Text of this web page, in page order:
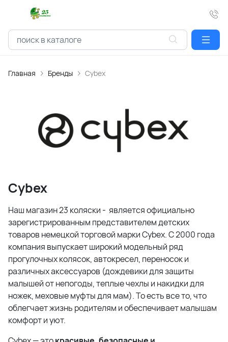
Главная Бренды Cybex
Cybex
Наш магазин 23 коляски - является официально
зарегистрированным представителем детских
товаров немецкой торговой марки Cybex. С 2000 года
компания выпускает широкий модельный ряд
прогулочных колясок, автокресел, переносок и
различных аксессуаров (дождевики для защиты
малышей от непогоды, теплые чехлы и накидки для
ножек, меховые муфты для мам). То есть все то, что
облегчает жизнь родителям и обеспечивает малышам
комфорт и уют.